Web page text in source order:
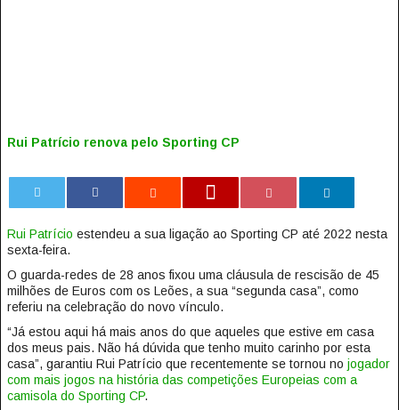
Rui Patrício renova pelo Sporting CP
Rui Patrício estendeu a sua ligação ao Sporting CP até 2022 nesta
sexta-feira.
O guarda-redes de 28 anos fixou uma cláusula de rescisão de 45
milhões de Euros com os Leões, a sua “segunda casa”, como
referiu na celebração do novo vínculo.
“Já estou aqui há mais anos do que aqueles que estive em casa
dos meus pais. Não há dúvida que tenho muito carinho por esta
casa”, garantiu Rui Patrício que recentemente se tornou no jogador
com mais jogos na história das competições Europeias com a
camisola do Sporting CP.